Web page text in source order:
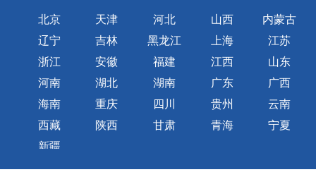
北京 天津 河北 山西
内蒙古
辽宁
吉林 黑龙江 上海
江苏
浙江
安徽 福建 江西
山东
河南
湖北 湖南 广东
广西
海南
重庆 四川 贵州
云南
西藏
陕西 甘肃 青海
宁夏
新疆